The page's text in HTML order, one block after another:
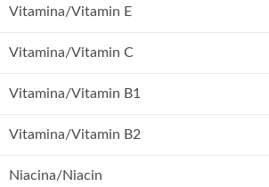
Vitamina/Vitamin E
Vitamina/Vitamin C
Vitamina/Vitamin B1
Vitamina/Vitamin B2
Niacina/Niacin